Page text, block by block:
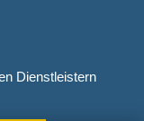
Dienstleistern